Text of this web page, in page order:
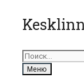
Перейти
к
Поиск
для:
Поиск
Меню